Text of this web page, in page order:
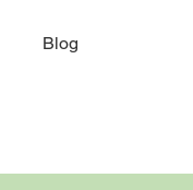
Blog